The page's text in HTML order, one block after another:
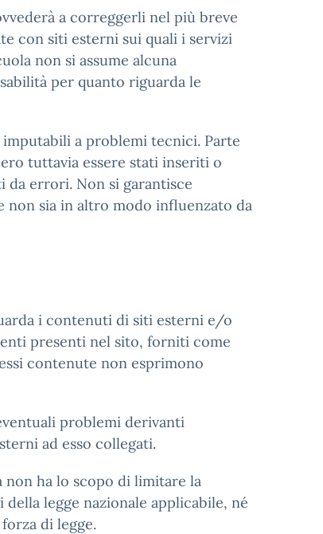
a correggerli nel più breve
con siti esterni sui quali i servizi
non si assume alcuna
per quanto riguarda le
a problemi tecnici. Parte
tuttavia essere stati inseriti o
errori. Non si garantisce
sia in altro modo influenzato da
i contenuti di siti esterni e/o
presenti nel sito, forniti come
contenute non esprimono
problemi derivanti
ad esso collegati.
non ha lo scopo di limitare la
legge nazionale applicabile, né
di legge.